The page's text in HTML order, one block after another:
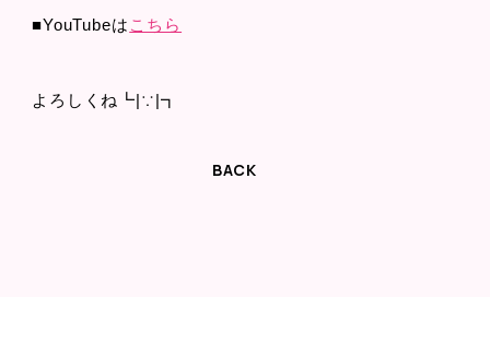
■YouTubeは こちら
よろしくね┗|∵|┓
BACK